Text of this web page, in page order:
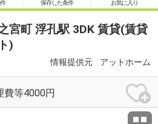
保存した条件 お気に入り
宮町 浮孔駅 3DK 賃貸(賃貸
)
情報提供元 アットホーム
費等4000円